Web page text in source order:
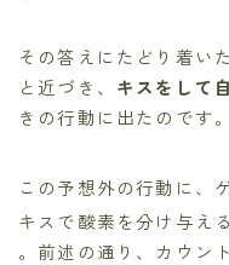
その答えにたどり着い
と近づき、 キスをして
きの行動に出たのです。
この予想外の行動に、
キスで酸素を分け与え
。前述の通り、カウン